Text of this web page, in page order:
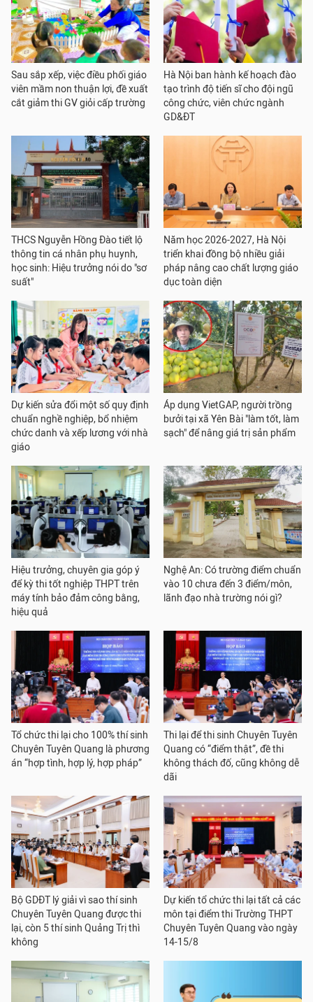
Sau sắp xếp, việc điều phối giáo
viên mầm non thuận lợi, đề xuất
cắt giảm thi GV giỏi cấp trường
Hà Nội ban hành kế hoạch đào
tạo trình độ tiến sĩ cho đội ngũ
công chức, viên chức ngành
GD&ĐT
THCS Nguyễn Hồng Đào tiết lộ
thông tin cá nhân phụ huynh,
học sinh: Hiệu trưởng nói do "sơ
suất"
Năm học 2026-2027, Hà Nội
triển khai đồng bộ nhiều giải
pháp nâng cao chất lượng giáo
dục toàn diện
Dự kiến sửa đổi một số quy định
chuẩn nghề nghiệp, bổ nhiệm
chức danh và xếp lương với nhà
giáo
Áp dụng VietGAP, người trồng
bưởi tại xã Yên Bài "làm tốt, làm
sạch" để nâng giá trị sản phẩm
Hiệu trưởng, chuyên gia góp ý
để kỳ thi tốt nghiệp THPT trên
máy tính bảo đảm công bằng,
hiệu quả
Nghệ An: Có trường điểm chuẩn
vào 10 chưa đến 3 điểm/môn,
lãnh đạo nhà trường nói gì?
Tổ chức thi lại cho 100% thí sinh
Chuyên Tuyên Quang là phương
án “hợp tình, hợp lý, hợp pháp”
Thi lại để thi sinh Chuyên Tuyên
Quang có “điểm thật”, đề thi
không thách đố, cũng không dễ
dãi
Bộ GDĐT lý giải vì sao thí sinh
Chuyên Tuyên Quang được thi
lại, còn 5 thí sinh Quảng Trị thì
không
Dự kiến tổ chức thi lại tất cả các
môn tại điểm thi Trường THPT
Chuyên Tuyên Quang vào ngày
14-15/8